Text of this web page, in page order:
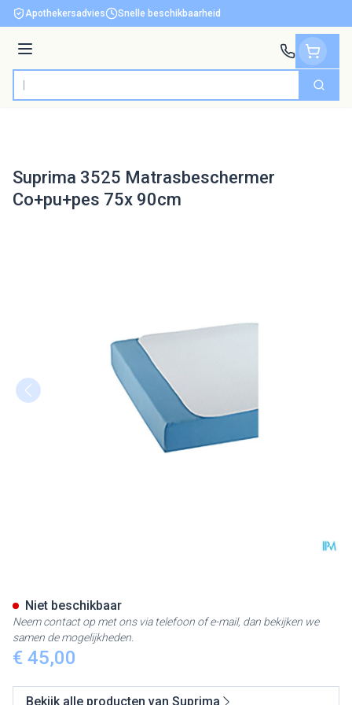
Ga naar de inhoud
Apothekersadvies Snelle beschikbaarheid
Menu
Product, merk, categorie... Zoek
Suprima 3525 Matrasbeschermer
Co+pu+pes 75x 90cm
€ 45,00
Niet beschikbaar
Neem contact op met ons via telefoon of e-mail, dan bekijken we
samen de mogelijkheden.
Bekijk alle producten van Suprima